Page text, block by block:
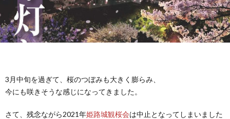
3月中旬を過ぎて、桜のつぼみも大きく膨らみ、
今にも咲きそうな感じになってきました。
さて、残念ながら2021年姫路城観桜会は中止となってしまいました